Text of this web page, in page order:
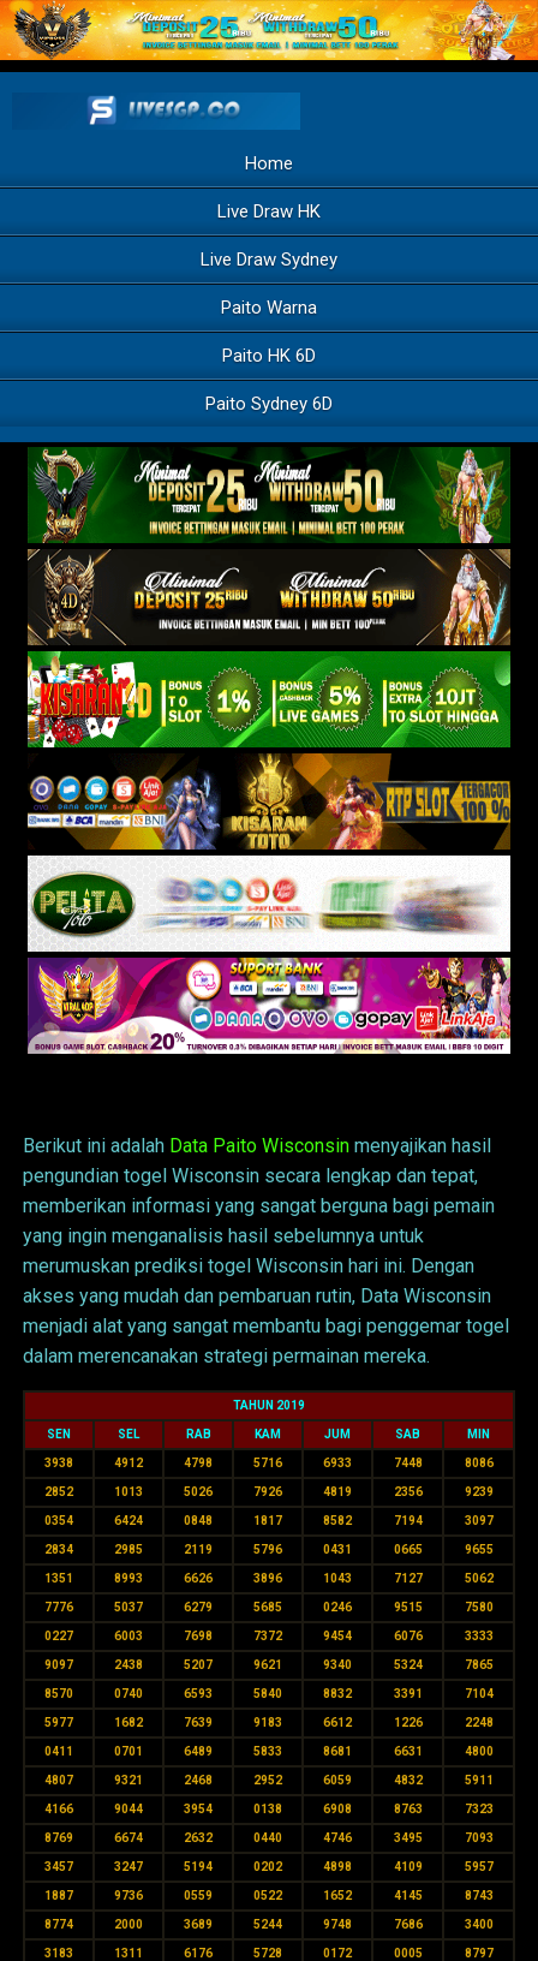
Home
Live Draw HK
Live Draw Sydney
Paito Warna
Paito HK 6D
Paito Sydney 6D
Berikut ini adalah Data Paito Wisconsin menyajikan hasil
pengundian togel Wisconsin secara lengkap dan tepat,
memberikan informasi yang sangat berguna bagi pemain
yang ingin menganalisis hasil sebelumnya untuk
merumuskan prediksi togel Wisconsin hari ini. Dengan
akses yang mudah dan pembaruan rutin, Data Wisconsin
menjadi alat yang sangat membantu bagi penggemar togel
dalam merencanakan strategi permainan mereka.
TAHUN 2019
SEN SEL RAB KAM JUM SAB MIN
3938 4912 4798 5716 6933 7448 8086
2852 1013 5026 7926 4819 2356 9239
0354 6424 0848 1817 8582 7194 3097
2834 2985 2119 5796 0431 0665 9655
1351 8993 6626 3896 1043 7127 5062
7776 5037 6279 5685 0246 9515 7580
0227 6003 7698 7372 9454 6076 3333
9097 2438 5207 9621 9340 5324 7865
8570 0740 6593 5840 8832 3391 7104
5977 1682 7639 9183 6612 1226 2248
0411 0701 6489 5833 8681 6631 4800
4807 9321 2468 2952 6059 4832 5911
4166 9044 3954 0138 6908 8763 7323
8769 6674 2632 0440 4746 3495 7093
3457 3247 5194 0202 4898 4109 5957
1887 9736 0559 0522 1652 4145 8743
8774 2000 3689 5244 9748 7686 3400
3183 1311 6176 5728 0172 0005 8797